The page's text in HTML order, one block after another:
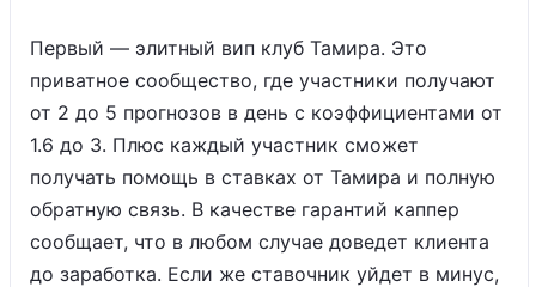
Первый — элитный вип клуб Тамира. Это
приватное сообщество, где участники получают
от 2 до 5 прогнозов в день с коэффициентами от
1.6 до 3. Плюс каждый участник сможет
получать помощь в ставках от Тамира и полную
обратную связь. В качестве гарантий каппер
сообщает, что в любом случае доведет клиента
до заработка. Если же ставочник уйдет в минус,